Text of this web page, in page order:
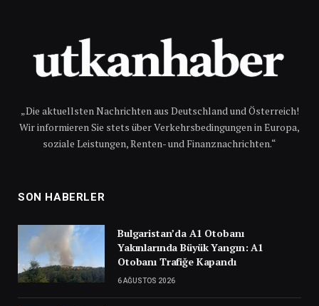
„Die aktuellsten Nachrichten aus Deutschland und Österreich!
Wir informieren Sie stets über Verkehrsbedingungen in Europa,
soziale Leistungen, Renten- und Finanznachrichten.“
SON HABERLER
Bulgaristan’da A1 Otobanı
Yakınlarında Büyük Yangın: A1
Otobanı Trafiğe Kapandı
6 AĞUSTOS 2026